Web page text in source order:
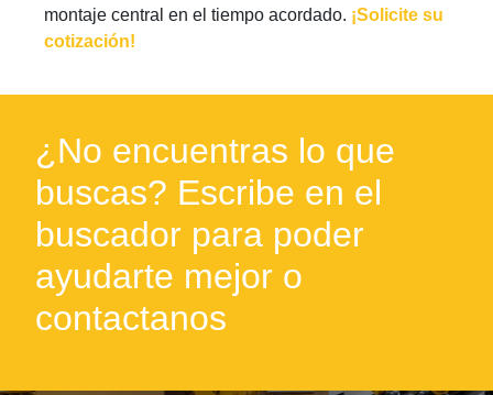
montaje central en el tiempo acordado. ¡Solicite su
cotización!
¿No encuentras lo que
buscas? Escribe en el
buscador para poder
ayudarte mejor o
contactanos